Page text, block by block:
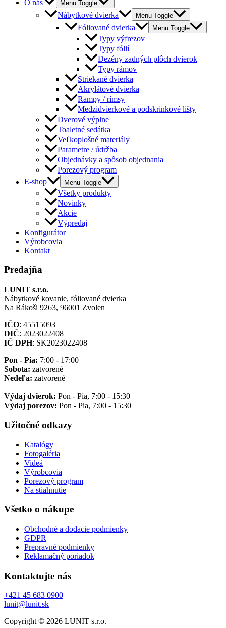
O nás
Menu Toggle
Nábytkové dvierka Menu Toggle
Fóliované dvierka Menu Toggle
Typy výfrezov
Typy fólií
Dezény zadných plôch dvierok
Typy rámov
Striekané dvierka
Akrylátové dvierka
Rampy / rímsy
Medzidvierkové a podskrinkové lišty
Dverové výplne
Toaletné sedátka
Veľkoplošné materiály
Parametre / údržba
Objednávky a spôsob objednania
Porezový program
E-shop
Menu Toggle
Všetky produkty
Novinky
Akcie
Výpredaj
Konfigurátor
Výrobcovia
Kontakt
Predajňa
LUNIT s.r.o.
Nábytkové kovanie, fóliované dvierka
Na Rákoši 9263, 96001 Zvolen
IČO: 45515093
DIČ: 2023022408
IČ DPH: SK2023022408
Pon - Pia: 7:00 - 17:00
Sobota: zatvorené
Nedeľa: zatvorené
Výdaj dvierok: Pon - Pia, 7:00 - 15:30
Výdaj porezov: Pon - Pia, 7:00 - 15:30
Užitočné odkazy
Katalógy
Fotogaléria
Videá
Výrobcovia
Porezový program
Na stiahnutie
Všetko o nákupe
Obchodné a dodacie podmienky
GDPR
Prepravné podmienky
Reklamačný poriadok
Kontaktujte nás
+421 45 683 0900
lunit@lunit.sk
Copyright © 2026 LUNIT s.r.o.